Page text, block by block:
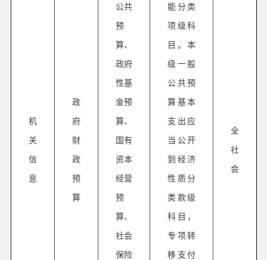
机
关
信
息
政
府
财
政
预
算
公共
预
算、
政府
性基
金预
算、
国有
资本
经营
预
算、
社会
保险
能分类
项级科
目。本
级一般
公共预
算基本
支出应
当公开
到经济
性质分
类款级
科目，
专项转
移支付
全
社
会